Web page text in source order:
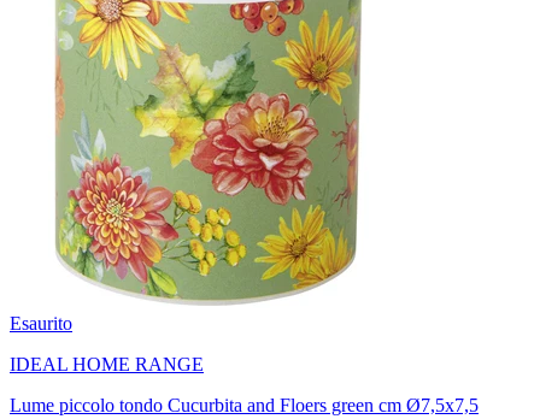
Esaurito
IDEAL HOME RANGE
Lume piccolo tondo Cucurbita and Floers green cm Ø7,5x7,5